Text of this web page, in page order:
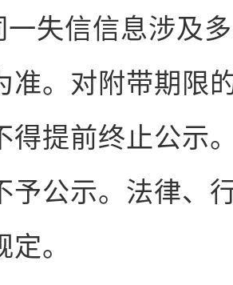
一失信信息涉及
准。对附带期限
得提前终止公示
予公示。法律、
定。